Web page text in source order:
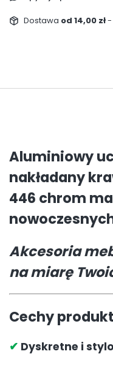
Dostawa od 14,00 zł-
Aluminiowy
nakładany
446 chrom
Akcesoria
na miarę
Cechy
✔ Dyskretne i